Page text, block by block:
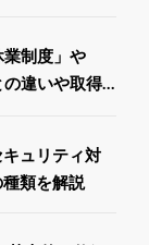
制度」や
の違いや取得
ュリティ対
類を解説